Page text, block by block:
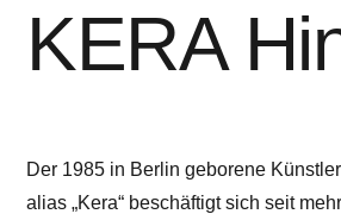
KERA
Der 1985 in Berlin geborene
alias „Kera“ beschäftigt sich seit